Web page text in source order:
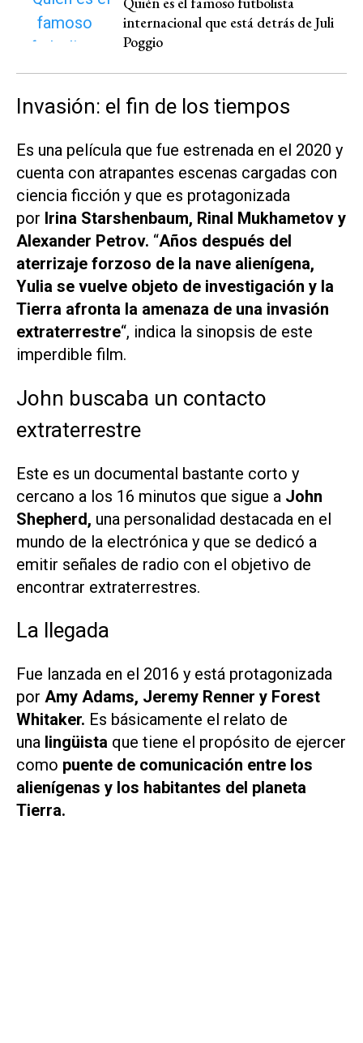
internacional que está detrás de Juli
Poggio
Invasión: el fin de los tiempos
Es una película que fue estrenada en el 2020 y
cuenta con atrapantes escenas cargadas con
ciencia ficción y que es protagonizada
por Irina Starshenbaum, Rinal Mukhametov y
Alexander Petrov. “Años después del
aterrizaje forzoso de la nave alienígena,
Yulia se vuelve objeto de investigación y la
Tierra afronta la amenaza de una invasión
extraterrestre“, indica la sinopsis de este
imperdible film.
John buscaba un contacto
extraterrestre
Este es un documental bastante corto y
cercano a los 16 minutos que sigue a John
Shepherd, una personalidad destacada en el
mundo de la electrónica y que se dedicó a
emitir señales de radio con el objetivo de
encontrar extraterrestres.
La llegada
Fue lanzada en el 2016 y está protagonizada
por Amy Adams, Jeremy Renner y Forest
Whitaker. Es básicamente el relato de
una lingüista que tiene el propósito de ejercer
como puente de comunicación entre los
alienígenas y los habitantes del planeta
Tierra.